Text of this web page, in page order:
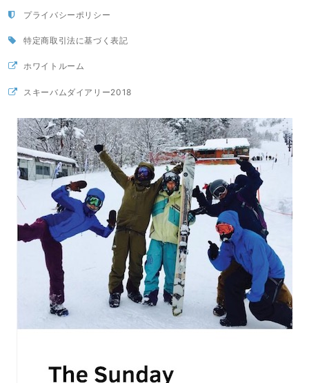
プライバシーポリシー
特定商取引法に基づく表記
ホワイトルーム
スキーバムダイアリー2018